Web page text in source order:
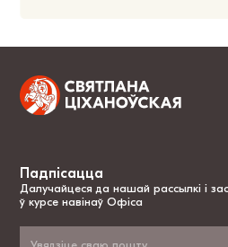
Падпісацца
Далучайцеся да нашай рассылкі і
ў курсе навінаў Офіса